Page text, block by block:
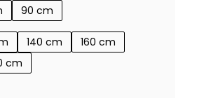
90 cm
140 cm
160 cm
cm